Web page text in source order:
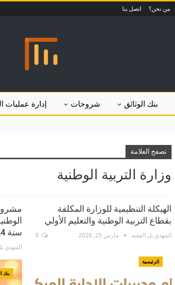
من نحن؟ اتصل بنا
بنك الوثائق شروحات إدارة عمليات
تصفح العلامة
وزارة التربية الوطنية
الهيكلة التنظيمية للوزارة المكلفة
بقطاع التربية الوطنية والتعليم الأولي
المهدي بل الفقيه مارس 25, 2026
الرئيسية
مشروع
سنة 2024
المهدي
بنك